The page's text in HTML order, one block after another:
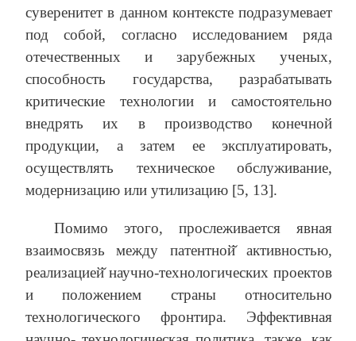
суверенитет в данном контексте подразумевает
под собой, согласно исследованием ряда
отечественных и зарубежных ученых,
способность государства, разрабатывать
критические технологии и самостоятельно
внедрять их в производство конечной
продукции, а затем ее эксплуатировать,
осуществлять техническое обслуживание,
модернизацию или утилизацию [5, 13].
Помимо этого, прослеживается явная
взаимосвязь между патентной̆ активностью,
реализацией̆ научно-технологических проектов
и положением страны относительно
технологического фронтира. Эффективная